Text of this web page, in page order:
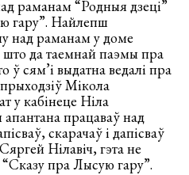
раманам “Родныя дзеці”
гару”. Найлепш
над раманам у доме
што да таемнай паэмы пра
ў сям’і выдатна ведалі пра
Мікола
у кабінеце Ніла
працаваў над
скарачаў і дапісваў
Нілавіч, гэта не
пра Лысую гару”.